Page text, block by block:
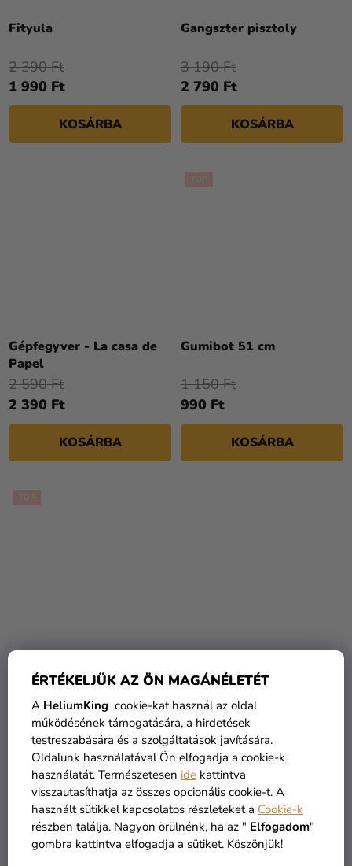
ÉRTÉKELJÜK AZ ÖN MAGÁNÉLETÉT
A HeliumKing cookie-kat használ az oldal
működésének támogatására, a hirdetések
testreszabására és a szolgáltatások javítására.
Oldalunk használatával Ön elfogadja a cookie-k
használatát. Természetesen ide kattintva
visszautasíthatja az összes opcionális cookie-t. A
használt sütikkel kapcsolatos részleteket a Cookie-k
részben találja. Nagyon örülnénk, ha az " Elfogadom"
gombra kattintva elfogadja a sütiket. Köszönjük!
Fityula
1 990 Ft
2 390 Ft
KOSÁRBA
Gangszter pisztoly
2 790 Ft
3 190 Ft
KOSÁRBA
Gépfegyver - La casa de
Papel
2 390 Ft
2 590 Ft
KOSÁRBA
Gumibot 51 cm
990 Ft
1 150 Ft
KOSÁRBA
ellátva (56 cm)
2 390 Ft
2 670 Ft
KOSÁRBA
790 Ft
KOSÁRBA
TOP